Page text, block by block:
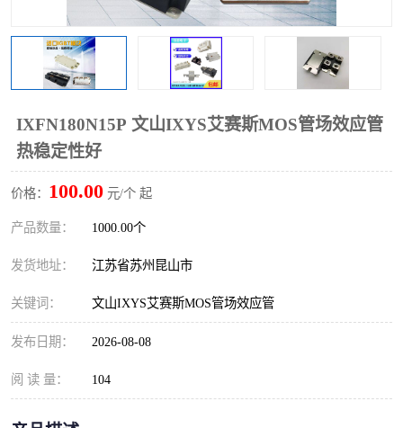
IXFN180N15P 文山IXYS艾赛斯MOS管场效应管
热稳定性好
价格： 100.00 元/个 起
产品数量： 1000.00个
发货地址： 江苏省苏州昆山市
关键词： 文山IXYS艾赛斯MOS管场效应管
发布日期： 2026-08-08
阅 读 量： 104